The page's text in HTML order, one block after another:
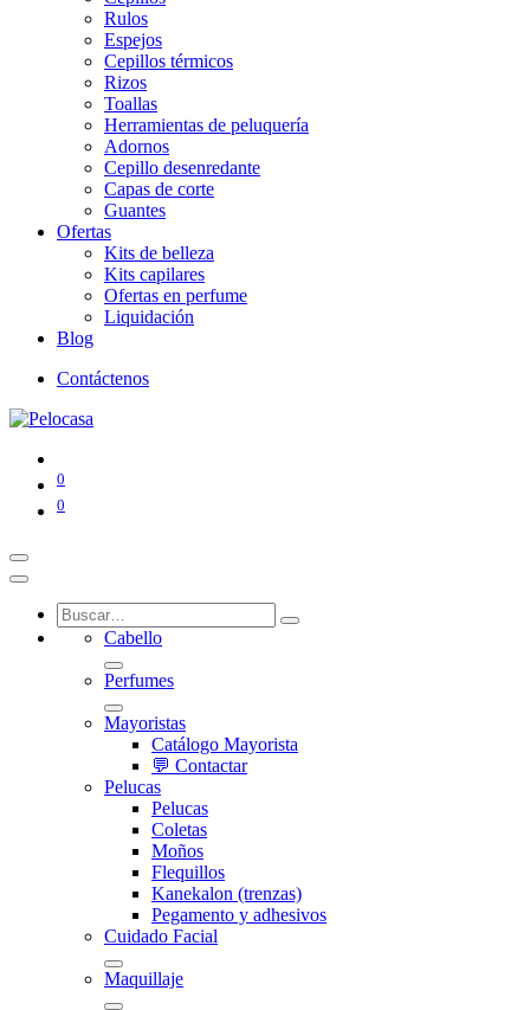
Rulos
Espejos
Cepillos térmicos
Rizos
Toallas
Herramientas de peluquería
Adornos
Cepillo desenredante
Capas de corte
Guantes
Ofertas
Kits de belleza
Kits capilares
Ofertas en perfume
Liquidación
Blog
Contáctenos
0
0
Cabello
Perfumes
Mayoristas
Catálogo Mayorista
💬 Contactar
Pelucas
Pelucas
Coletas
Moños
Flequillos
Kanekalon (trenzas)
Pegamento y adhesivos
Cuidado Facial
Maquillaje